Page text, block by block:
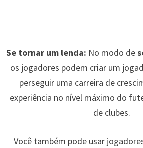
Se tornar um lenda: No modo de
os jogadores podem criar um
perseguir uma carreira de
experiência no nível máximo do
de clubes.
Você também pode usar